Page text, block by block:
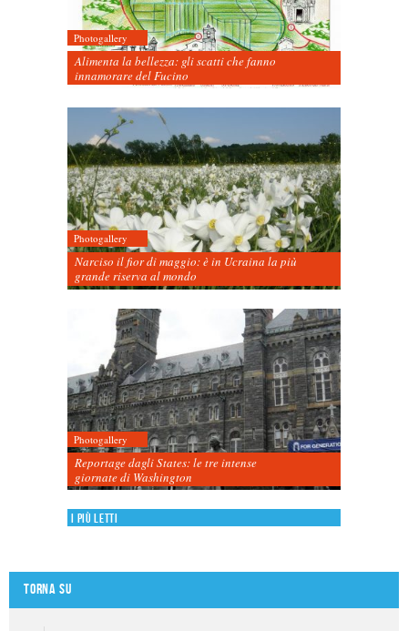
Photogallery
Alimenta la bellezza: gli scatti che fanno
innamorare del Fucino
Photogallery
Narciso il fior di maggio: è in Ucraina la più
grande riserva al mondo
Photogallery
Reportage dagli States: le tre intense
giornate di Washington
I più letti
Torna su